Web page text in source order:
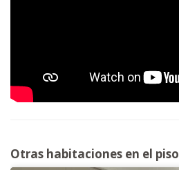
Otras habitaciones en el piso